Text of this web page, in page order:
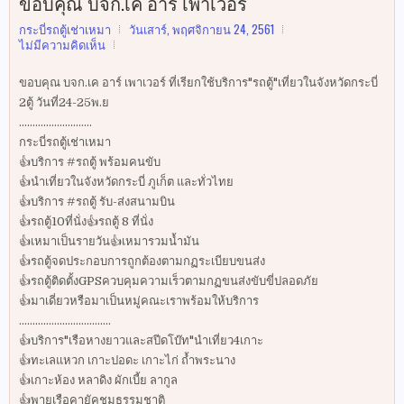
กระบี่รถตู้เช่าเหมา
วันเสาร์, พฤศจิกายน 24, 2561
ไม่มีความคิดเห็น
ขอบคุณ บจก.เค อาร์ เพาเวอร์ ที่เรียกใช้บริการ"รถตู้"เที่ยวในจังหวัดกระบี่
2ตู้ วันที่24-25พ.ย
...........................
กระบี่รถตู้เช่าเหมา
👍บริการ #รถตู้ พร้อมคนขับ
👍นำเที่ยวในจังหวัดกระบี่ ภูเก็ต และทั่วไทย
👍บริการ #รถตู้ รับ-ส่งสนามบิน
👍รถตู้10ที่นั่ง👍รถตู้ 8 ที่นั่ง
👍เหมาเป็นรายวัน👍เหมารวมน้ำมัน
👍รถตู้จดประกอบการถูกต้องตามกฏระเบียบขนส่ง
👍รถตู้ติดตั้งGPSควบคุมความเร็วตามกฏขนส่งขับขี่ปลอดภัย
👍มาเดี่ยวหรือมาเป็นหมู่คณะเราพร้อมให้บริการ
..................................
👍บริการ"เรือหางยาวและสปีดโบ๊ท"นำเที่ยว4เกาะ
👍ทะเลแหวก เกาะปอดะ เกาะไก่ ถ้ำพระนาง
👍เกาะห้อง หลาดิง ผักเบี้ย ลากูล
👍พายเรือคายัคชมธรรมชาติ